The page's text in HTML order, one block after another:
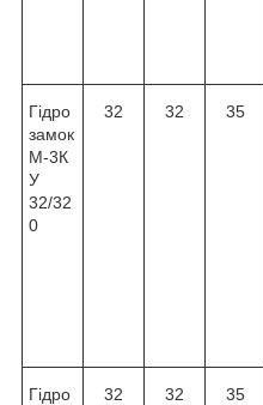
Гідро
замок
М-3К
У
32/32
0
32 32 35
Гідро
32 32 35